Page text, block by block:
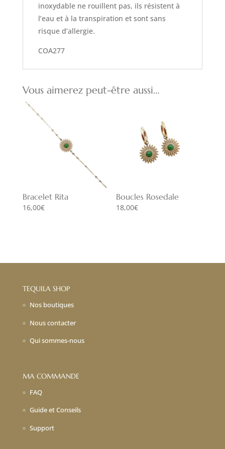
inoxydable ne rouillent pas, ils résistent à
l’eau et à la transpiration et sont sans
risque d’allergie.
COA277
Vous aimerez peut-être aussi…
Bracelet Rita
16,00€
Boucles Rosedale
18,00€
TEQUILA SHOP
Nos boutiques
Nous contacter
Qui sommes-nous
MA COMMANDE
FAQ
Guide et Conseils
Support